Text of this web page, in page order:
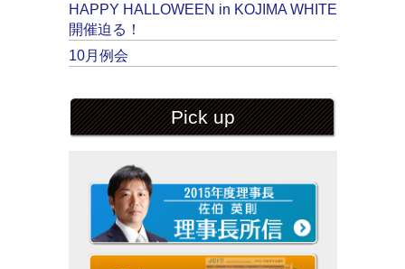
HAPPY HALLOWEEN in KOJIMA WHITE
開催迫る！
10月例会
Pick up